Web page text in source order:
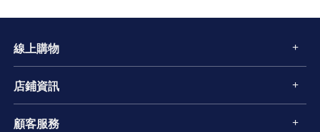
線上購物
店鋪資訊
顧客服務